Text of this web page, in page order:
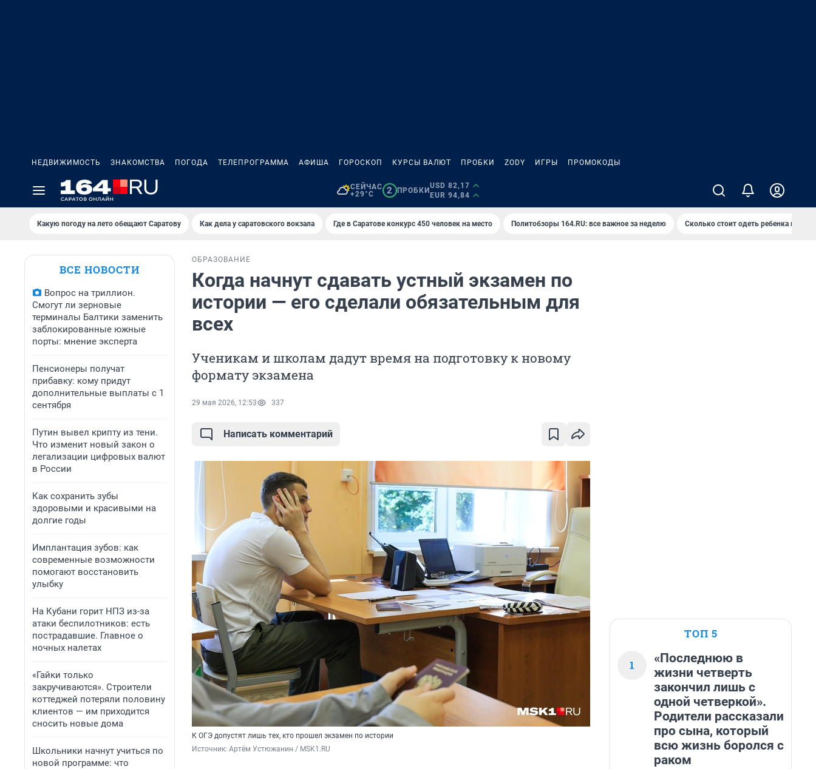
НЕДВИЖИМОСТЬ ЗНАКОМСТВА ПОГОДА ТЕЛЕПРОГРАММА АФИША ГОРОСКОП КУРСЫ ВАЛЮТ ПРОБКИ ZODY ИГРЫ ПРОМОКОДЫ
СЕЙЧАС
+29°C
2 ПРОБКИ
USD 82,17
EUR 94,84
Какую погоду на лето обещают Саратову Как дела у саратовского вокзала Где в Саратове конкурс 450 человек на место Политобзоры 164.RU: все важное за неделю Сколько стоит одеть ребенка на
ВСЕ НОВОСТИ
Вопрос на триллион.
Смогут ли зерновые
терминалы Балтики заменить
заблокированные южные
порты: мнение эксперта
Пенсионеры получат
прибавку: кому придут
дополнительные выплаты с 1
сентября
Путин вывел крипту из тени.
Что изменит новый закон о
легализации цифровых валют
в России
Как сохранить зубы
здоровыми и красивыми на
долгие годы
Имплантация зубов: как
современные возможности
помогают восстановить
улыбку
На Кубани горит НПЗ из-за
атаки беспилотников: есть
пострадавшие. Главное о
ночных налетах
«Гайки только
закручиваются». Строители
коттеджей потеряли половину
клиентов — им приходится
сносить новые дома
Школьники начнут учиться по
новой программе: что
ОБРАЗОВАНИЕ
Когда начнут сдавать устный экзамен по
истории — его сделали обязательным для
всех
Ученикам и школам дадут время на подготовку к новому
формату экзамена
29 мая 2026, 12:53 337
Написать комментарий
К ОГЭ допустят лишь тех, кто прошел экзамен по истории
Источник: Артём Устюжанин / MSK1.RU
ТОП 5
1
«Последнюю в
жизни четверть
закончил лишь с
одной четверкой».
Родители рассказали
про сына, который
всю жизнь боролся с
раком